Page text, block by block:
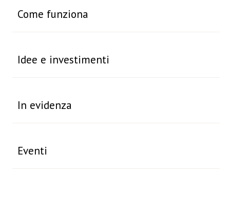
Come funziona
Idee e investimenti
In evidenza
Eventi